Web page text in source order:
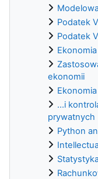
Podatek
Podatek
ekonomii
...i
prywatnych
Python